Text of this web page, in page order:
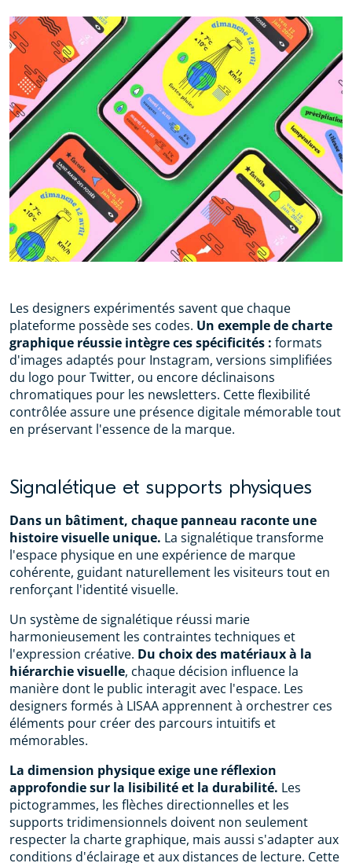
Les designers expérimentés savent que chaque
plateforme possède ses codes. Un exemple de charte
graphique réussie intègre ces spécificités : formats
d'images adaptés pour Instagram, versions simplifiées
du logo pour Twitter, ou encore déclinaisons
chromatiques pour les newsletters. Cette flexibilité
contrôlée assure une présence digitale mémorable tout
en préservant l'essence de la marque.
Signalétique et supports physiques
Dans un bâtiment, chaque panneau raconte une
histoire visuelle unique. La signalétique transforme
l'espace physique en une expérience de marque
cohérente, guidant naturellement les visiteurs tout en
renforçant l'identité visuelle.
Un système de signalétique réussi marie
harmonieusement les contraintes techniques et
l'expression créative. Du choix des matériaux à la
hiérarchie visuelle, chaque décision influence la
manière dont le public interagit avec l'espace. Les
designers formés à LISAA apprennent à orchestrer ces
éléments pour créer des parcours intuitifs et
mémorables.
La dimension physique exige une réflexion
approfondie sur la lisibilité et la durabilité. Les
pictogrammes, les flèches directionnelles et les
supports tridimensionnels doivent non seulement
respecter la charte graphique, mais aussi s'adapter aux
conditions d'éclairage et aux distances de lecture. Cette